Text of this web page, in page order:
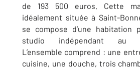
de 193 500 euros. Cette
idéalement située à Saint-
se compose d’une habitation
studio indépendant au
L’ensemble comprend : une
cuisine, une douche, trois